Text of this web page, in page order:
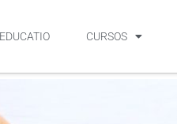
CURSOS